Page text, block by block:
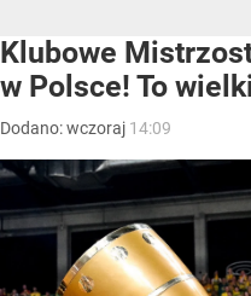
Klubowe
w Polsce! To
Dodano:wczoraj 14:09